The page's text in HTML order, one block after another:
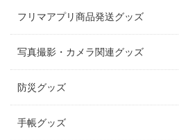
フリマアプリ商品発送グッズ
写真撮影・カメラ関連グッズ
防災グッズ
手帳グッズ